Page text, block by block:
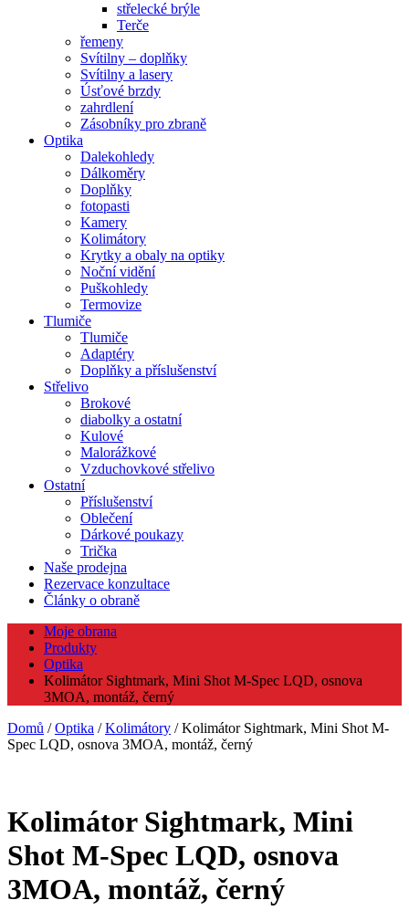
střelecké brýle
Terče
řemeny
Svítilny – doplňky
Svítilny a lasery
Úsťové brzdy
zahrdlení
Zásobníky pro zbraně
Optika
Dalekohledy
Dálkoměry
Doplňky
fotopasti
Kamery
Kolimátory
Krytky a obaly na optiky
Noční vidění
Puškohledy
Termovize
Tlumiče
Tlumiče
Adaptéry
Doplňky a příslušenství
Střelivo
Brokové
diabolky a ostatní
Kulové
Malorážkové
Vzduchovkové střelivo
Ostatní
Příslušenství
Oblečení
Dárkové poukazy
Trička
Naše prodejna
Rezervace konzultace
Články o obraně
Moje obrana
Produkty
Optika
Kolimátor Sightmark, Mini Shot M-Spec LQD, osnova
3MOA, montáž, černý
Domů /Optika /Kolimátory / Kolimátor Sightmark, Mini Shot M-
Spec LQD, osnova 3MOA, montáž, černý
Kolimátor Sightmark, Mini
Shot M-Spec LQD, osnova
3MOA, montáž, černý